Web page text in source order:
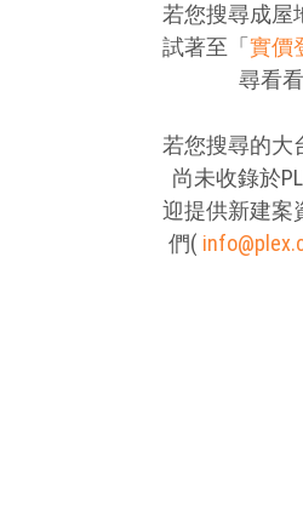
若您搜尋成屋
試著至「 實價
尋看看
若您搜尋的大
尚未收錄於
迎提供新建案
們(